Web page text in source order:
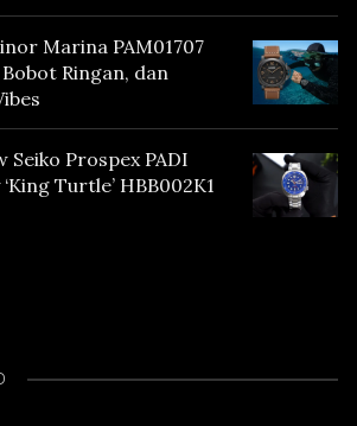
Marina PAM01707
Ringan, dan
Seiko Prospex PADI
Turtle’ HBB002K1